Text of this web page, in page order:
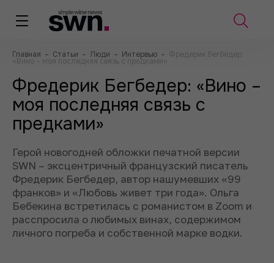
Главная – Статьи – Люди – Интервью – Фредерик Бегбедер:
«Вино – моя последняя связь с предками»
Фредерик Бегбедер: «Вино –
моя последняя связь с
предками»
Герой новогодней обложки печатной версии
SWN – эксцентричный французский писатель
Фредерик Бегбедер, автор нашумевших «99
франков» и «Любовь живет три года». Ольга
Бебекина встретилась с романистом в Zoom и
расспросила о любимых винах, содержимом
личного погреба и собственной марке водки.